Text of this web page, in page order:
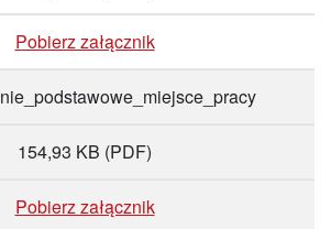
Pobierz załącznik
154,93 KB (PDF)
Pobierz załącznik